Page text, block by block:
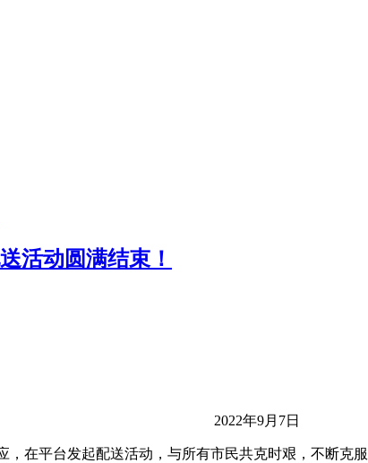
活动圆满结束！
2022年9月7日
在平台发起配送活动，与所有市民共克时艰，不断克